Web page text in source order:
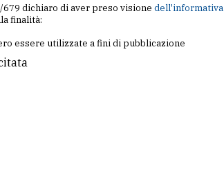
dichiaro di aver preso visione dell'informativa
finalità:
essere utilizzate a fini di pubblicazione